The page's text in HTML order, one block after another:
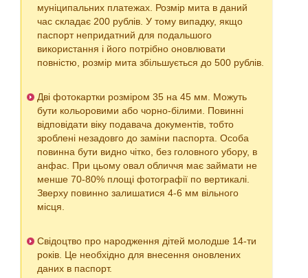
муніципальних платежах. Розмір мита в даний
час складає 200 рублів. У тому випадку, якщо
паспорт непридатний для подальшого
використання і його потрібно оновлювати
повністю, розмір мита збільшується до 500 рублів.
Дві фотокартки розміром 35 на 45 мм. Можуть
бути кольоровими або чорно-білими. Повинні
відповідати віку подавача документів, тобто
зроблені незадовго до заміни паспорта. Особа
повинна бути видно чітко, без головного убору, в
анфас. При цьому овал обличчя має займати не
менше 70-80% площі фотографії по вертикалі.
Зверху повинно залишатися 4-6 мм вільного
місця.
Свідоцтво про народження дітей молодше 14-ти
років. Це необхідно для внесення оновлених
даних в паспорт.